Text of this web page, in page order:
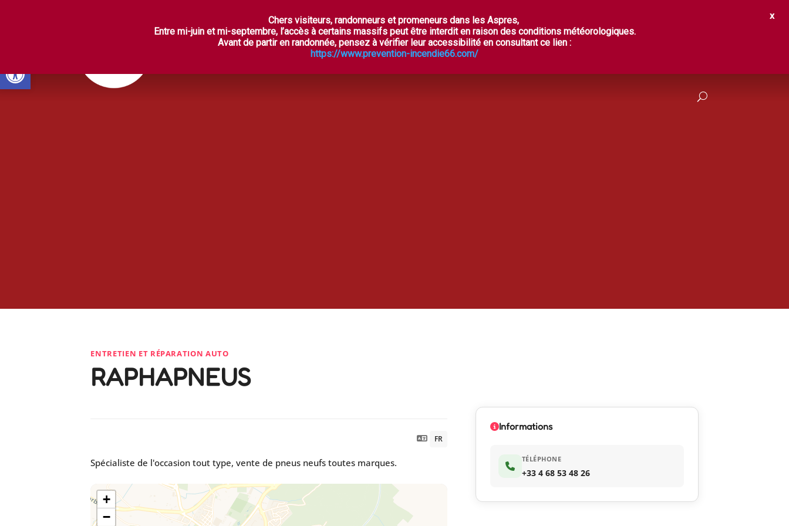
LES ASPRES SECRÈTES À VOIR, À FAIRE OÙ DORMIR ?
ENTRETIEN ET RÉPARATION AUTO
RAPHAPNEUS
FR
Spécialiste de l'occasion tout type, vente de pneus neufs toutes marques.
+
−
Informations
TÉLÉPHONE
+33 4 68 53 48 26
Chers visiteurs, randonneurs et promeneurs dans les Aspres,
Entre mi-juin et mi-septembre, l’accès à certains massifs peut être interdit en raison des conditions météorologiques.
Avant de partir en randonnée, pensez à vérifier leur accessibilité en consultant ce lien :
https://www.prevention-incendie66.com/